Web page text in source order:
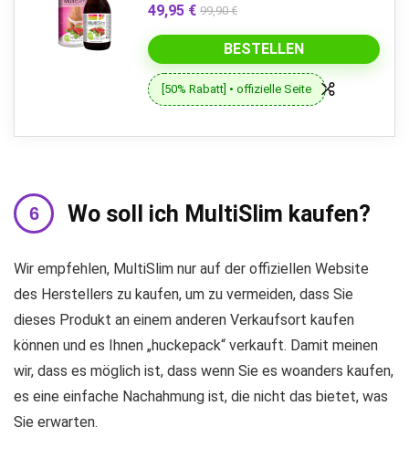
49,95 € 99,90 €
BESTELLEN
[50% Rabatt] • offizielle Seite
Wo soll ich MultiSlim kaufen?
Wir empfehlen, MultiSlim nur auf der offiziellen Website
des Herstellers zu kaufen, um zu vermeiden, dass Sie
dieses Produkt an einem anderen Verkaufsort kaufen
können und es Ihnen „huckepack“ verkauft. Damit meinen
wir, dass es möglich ist, dass wenn Sie es woanders kaufen,
es eine einfache Nachahmung ist, die nicht das bietet, was
Sie erwarten.